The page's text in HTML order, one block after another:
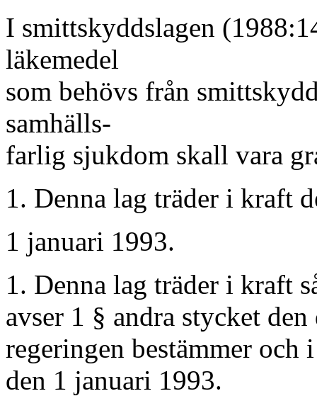
I smittskyddslagen
läkemedel
som behövs från
samhälls-
farlig sjukdom skall vara
1. Denna lag träder i kraft
1 januari 1993.
1. Denna lag träder i kraft
avser 1 § andra stycket den
regeringen bestämmer och
den 1 januari 1993.